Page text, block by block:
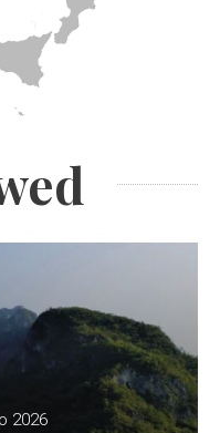
2026